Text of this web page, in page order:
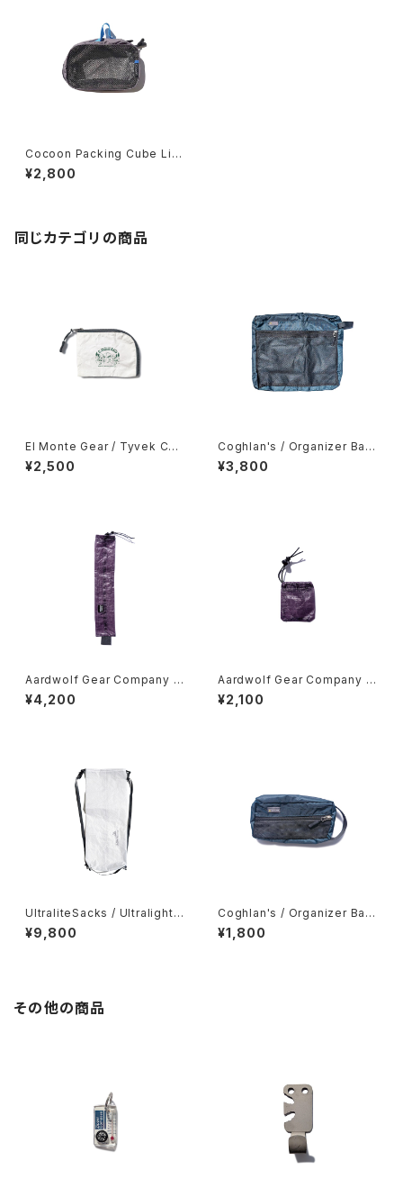
Cocoon Packing Cube Lig
ht -Small-
¥2,800
同じカテゴリの商品
El Monte Gear / Tyvek Coi
n Case
¥2,500
Coghlan's / Organizer Bag
s -Large-
¥3,800
Aardwolf Gear Company /
Toothbrush Sleeve
¥4,200
Aardwolf Gear Company /
Mini Ditty Spoon Cover
¥2,100
UltraliteSacks / Ultralight
Compression Sack
¥9,800
Coghlan's / Organizer Bag
s -Small-
¥1,800
その他の商品